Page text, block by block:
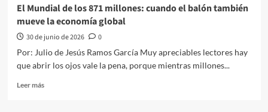
El Mundial de los 871 millones: cuando el balón también
mueve la economía global
30 de junio de 2026
0
Por: Julio de Jesús Ramos García Muy apreciables lectores hay
que abrir los ojos vale la pena, porque mientras millones...
Leer másLeer